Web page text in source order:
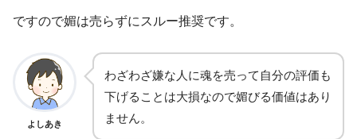
ですので媚は売らずにスルー推奨です。
よしあき
わざわざ嫌な人に魂を売って自分の評価も
下げることは大損なので媚びる価値はあり
ません。